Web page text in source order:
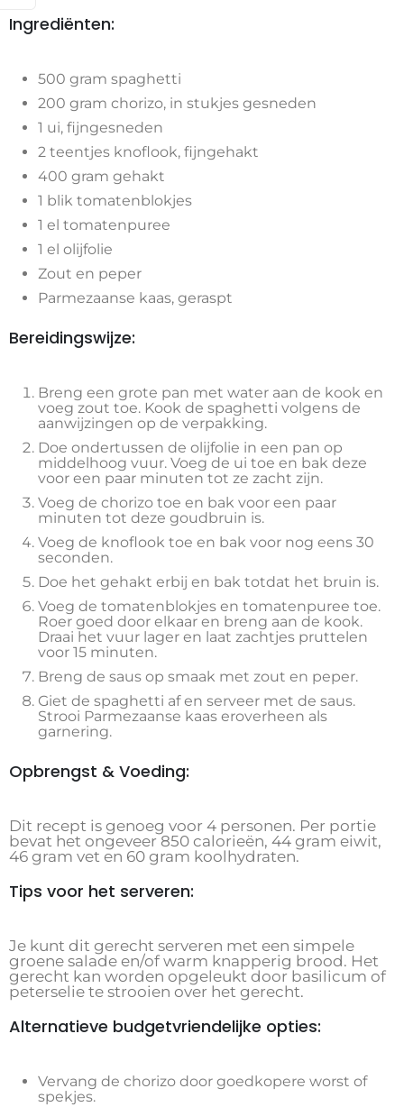
Ingrediënten:
500 gram spaghetti
200 gram chorizo, in stukjes gesneden
1 ui, fijngesneden
2 teentjes knoflook, fijngehakt
400 gram gehakt
1 blik tomatenblokjes
1 el tomatenpuree
1 el olijfolie
Zout en peper
Parmezaanse kaas, geraspt
Bereidingswijze:
Breng een grote pan met water aan de kook en
voeg zout toe. Kook de spaghetti volgens de
aanwijzingen op de verpakking.
Doe ondertussen de olijfolie in een pan op
middelhoog vuur. Voeg de ui toe en bak deze
voor een paar minuten tot ze zacht zijn.
Voeg de chorizo toe en bak voor een paar
minuten tot deze goudbruin is.
Voeg de knoflook toe en bak voor nog eens 30
seconden.
Doe het gehakt erbij en bak totdat het bruin is.
Voeg de tomatenblokjes en tomatenpuree toe.
Roer goed door elkaar en breng aan de kook.
Draai het vuur lager en laat zachtjes pruttelen
voor 15 minuten.
Breng de saus op smaak met zout en peper.
Giet de spaghetti af en serveer met de saus.
Strooi Parmezaanse kaas eroverheen als
garnering.
Opbrengst & Voeding:
Dit recept is genoeg voor 4 personen. Per portie
bevat het ongeveer 850 calorieën, 44 gram eiwit,
46 gram vet en 60 gram koolhydraten.
Tips voor het serveren:
Je kunt dit gerecht serveren met een simpele
groene salade en/of warm knapperig brood. Het
gerecht kan worden opgeleukt door basilicum of
peterselie te strooien over het gerecht.
Alternatieve budgetvriendelijke opties:
Vervang de chorizo door goedkopere worst of
spekjes.